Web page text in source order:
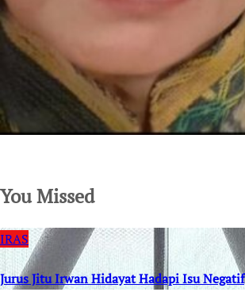
You Missed
IRAS
Jurus Jitu Irwan Hidayat Hadapi Isu Negatif